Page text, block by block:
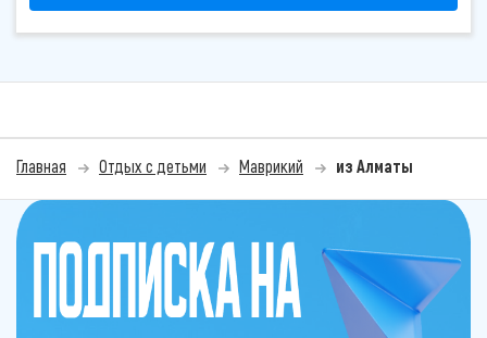
Главная Отдых с детьми Маврикий из Алматы